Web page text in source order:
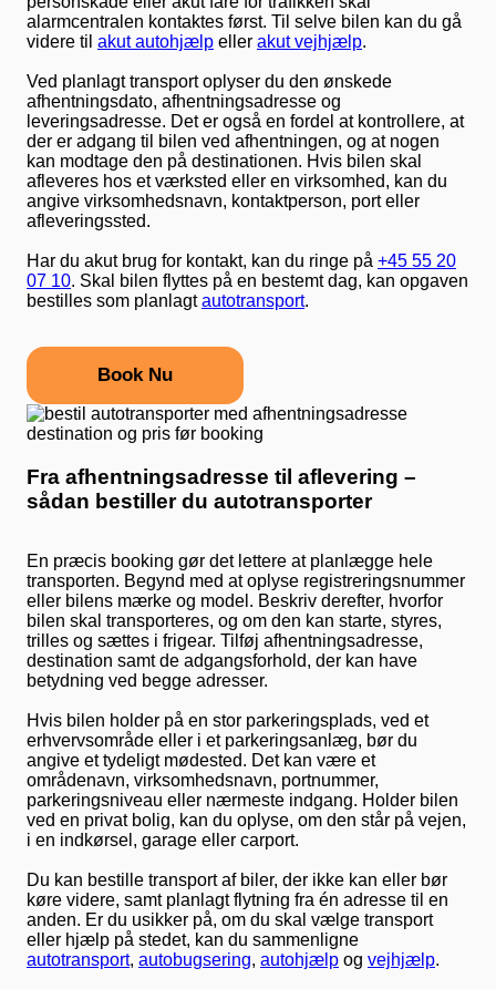
alarmcentralen kontaktes først. Til selve bilen kan du gå
videre til akut autohjælp eller akut vejhjælp.
Ved planlagt transport oplyser du den ønskede
afhentningsdato, afhentningsadresse og
leveringsadresse. Det er også en fordel at kontrollere, at
der er adgang til bilen ved afhentningen, og at nogen
kan modtage den på destinationen. Hvis bilen skal
afleveres hos et værksted eller en virksomhed, kan du
angive virksomhedsnavn, kontaktperson, port eller
afleveringssted.
Har du akut brug for kontakt, kan du ringe på +45 55 20
07 10. Skal bilen flyttes på en bestemt dag, kan opgaven
bestilles som planlagtautotransport.
Book Nu
Fra afhentningsadresse til aflevering –
sådan bestiller du autotransporter
En præcis booking gør det lettere at planlægge hele
transporten. Begynd med at oplyse registreringsnummer
eller bilens mærke og model. Beskriv derefter, hvorfor
bilen skal transporteres, og om den kan starte, styres,
trilles og sættes i frigear. Tilføj afhentningsadresse,
destination samt de adgangsforhold, der kan have
betydning ved begge adresser.
Hvis bilen holder på en stor parkeringsplads, ved et
erhvervsområde eller i et parkeringsanlæg, bør du
angive et tydeligt mødested. Det kan være et
områdenavn, virksomhedsnavn, portnummer,
parkeringsniveau eller nærmeste indgang. Holder bilen
ved en privat bolig, kan du oplyse, om den står på vejen,
i en indkørsel, garage eller carport.
Du kan bestille transport af biler, der ikke kan eller bør
køre videre, samt planlagt flytning fra én adresse til en
anden. Er du usikker på, om du skal vælge transport
eller hjælp på stedet, kan du sammenligne
autotransport, autobugsering, autohjælp og vejhjælp.